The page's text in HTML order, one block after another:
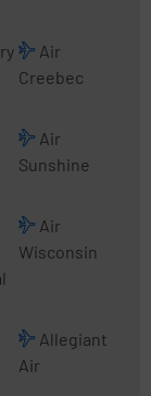
Air
Creebec
Air
Sunshine
Air
Wisconsin
Allegiant
Air